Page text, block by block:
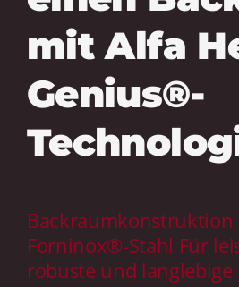
mit Alfa
Genius®-
Backraumkonstruktion
Forninox®-Stahl Für
robuste und langlebige